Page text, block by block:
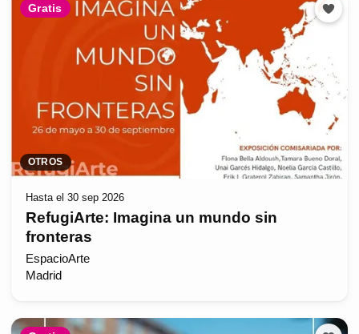
Gratis
OTROS
Hasta el 30 sep 2026
RefugiArte: Imagina un mundo sin
fronteras
EspacioArte
Madrid